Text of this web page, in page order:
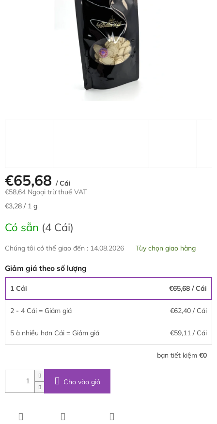
5
€65,68 / Cái
€58,64 Ngoại trừ thuế VAT
Giá
lường:
€3,28 / 1 g
Có sẵn (4 Cái)
Chúng tôi có thể giao đến : 14.08.2026 Tùy chọn giao hàng
Giảm giá theo số lượng
1 Cái €65,68 / Cái
2 - 4 Cái = Giảm giá €62,40 / Cái
5 à nhiều hơn Cái = Giảm giá €59,11 / Cái
bạn tiết kiệm €0
Cho vào giỏ